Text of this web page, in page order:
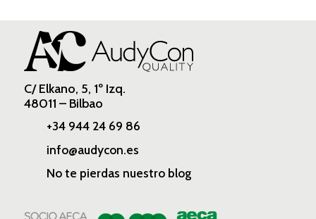
C/ Elkano, 5, 1º Izq.
48011 – Bilbao
+34 944 24 69 86
info@audycon.es
No te pierdas nuestro blog